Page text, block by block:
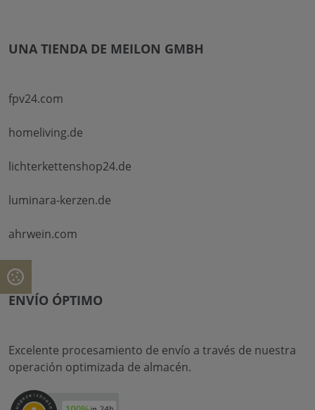
UNA TIENDA DE MEILON GMBH
fpv24.com
homeliving.de
lichterkettenshop24.de
luminara-kerzen.de
ahrwein.com
ENVÍO ÓPTIMO
Excelente procesamiento de envío a través de nuestra
operación optimizada de almacén.